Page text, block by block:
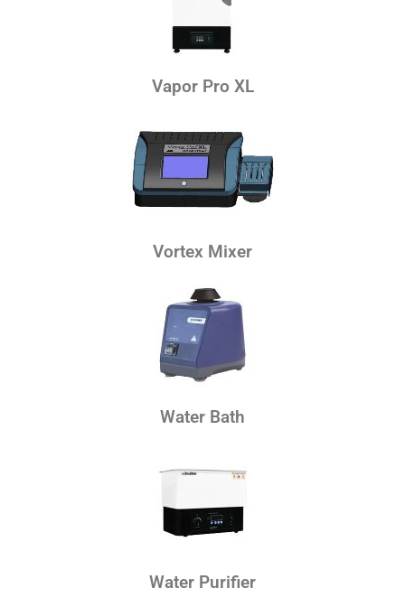
Vapor Pro XL
Vortex Mixer
Water Bath
Water Purifier